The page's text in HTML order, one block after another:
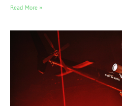
Read More »